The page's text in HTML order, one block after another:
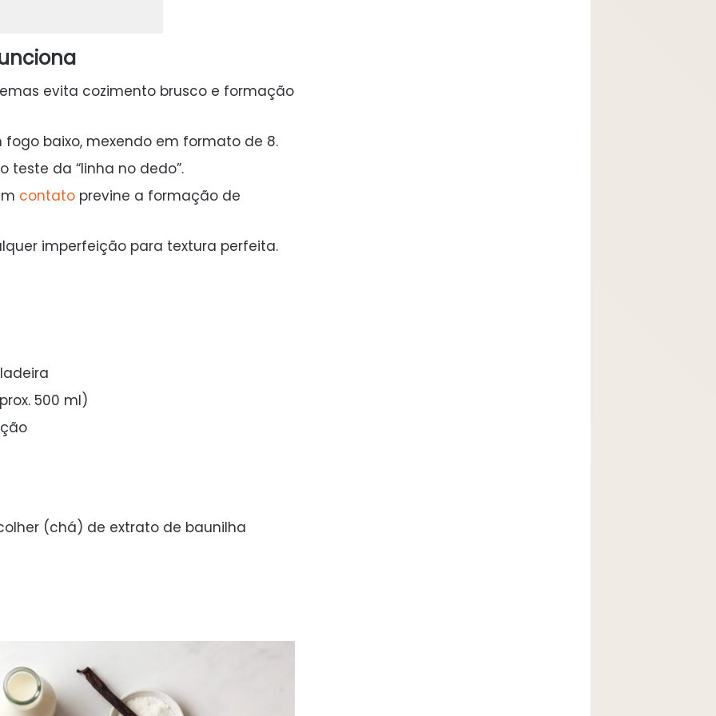
evita cozimento brusco e formação
baixo, mexendo em formato de 8.
teste da “linha no dedo”.
contato previne a formação de
imperfeição para textura perfeita.
500 ml)
(chá) de extrato de baunilha